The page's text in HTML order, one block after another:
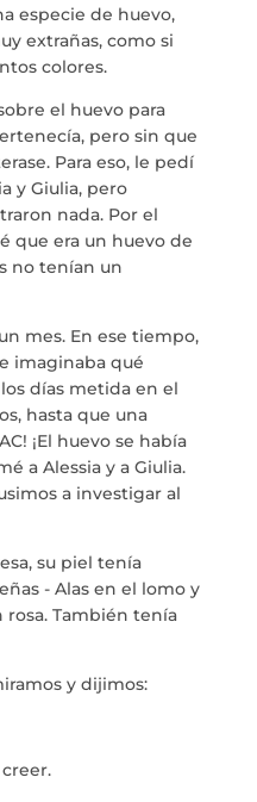
especie de huevo,
extrañas, como si
colores.
el huevo para
pero sin que
Para eso, le pedí
y Giulia, pero
nada. Por el
que era un huevo de
no tenían un
mes. En ese tiempo,
imaginaba qué
días metida en el
hasta que una
¡El huevo se había
a Alessia y a Giulia.
a investigar al
su piel tenía
- Alas en el lomo y
rosa. También tenía
y dijimos: